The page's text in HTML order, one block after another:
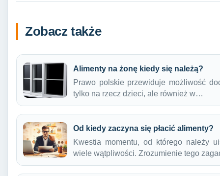
Zobacz także
Alimenty na żonę kiedy się należą?
Prawo polskie przewiduje możliwość
tylko na rzecz dzieci, ale również w…
Od kiedy zaczyna się płacić alimenty?
Kwestia momentu, od którego należy
wiele wątpliwości. Zrozumienie tego